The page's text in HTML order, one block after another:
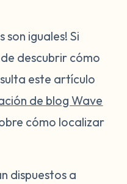
iguales! Si
descubrir cómo
este artículo
de blog Wave
cómo localizar
dispuestos a